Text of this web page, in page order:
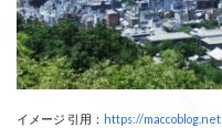
イメージ 引用： https://maccoblog.net